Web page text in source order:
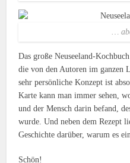
…
Das große Neuseeland-
die von den Autoren im ganzen
sehr persönliche Konzept ist
Karte kann man immer sehen,
und der Mensch darin befand,
wurde. Und neben dem Rezept
Geschichte darüber, warum es
Schön!